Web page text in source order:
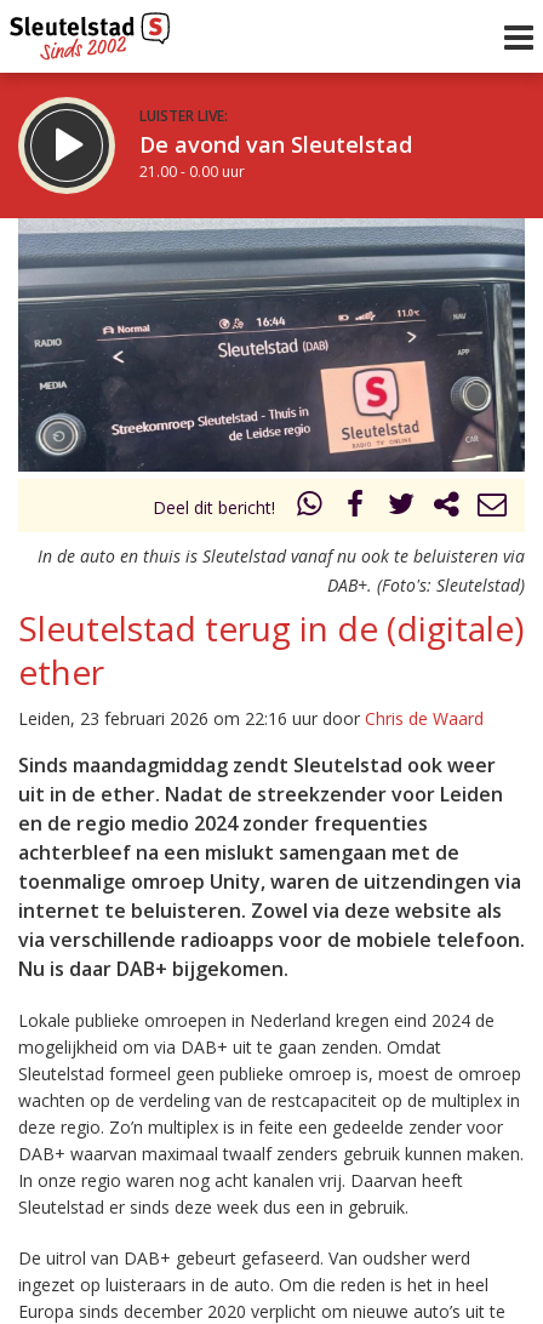
LUISTER LIVE:
De avond van Sleutelstad
21.00 - 0.00 uur
STRAKS:
De nacht van Sleutelstad
0.00 - 6.00 uur
Vorig uur
uur 1 van 0 Volgend uur
Deel dit bericht!
In de auto en thuis is Sleutelstad vanaf nu ook te beluisteren via
DAB+. (Foto's: Sleutelstad)
Sleutelstad terug in de (digitale)
ether
Leiden, 23 februari 2026 om 22:16 uur door Chris de Waard
Sinds maandagmiddag zendt Sleutelstad ook weer
uit in de ether. Nadat de streekzender voor Leiden
en de regio medio 2024 zonder frequenties
achterbleef na een mislukt samengaan met de
toenmalige omroep Unity, waren de uitzendingen via
internet te beluisteren. Zowel via deze website als
via verschillende radioapps voor de mobiele telefoon.
Nu is daar DAB+ bijgekomen.
Lokale publieke omroepen in Nederland kregen eind 2024 de
mogelijkheid om via DAB+ uit te gaan zenden. Omdat
Sleutelstad formeel geen publieke omroep is, moest de omroep
wachten op de verdeling van de restcapaciteit op de multiplex in
deze regio. Zo’n multiplex is in feite een gedeelde zender voor
DAB+ waarvan maximaal twaalf zenders gebruik kunnen maken.
In onze regio waren nog acht kanalen vrij. Daarvan heeft
Sleutelstad er sinds deze week dus een in gebruik.
De uitrol van DAB+ gebeurt gefaseerd. Van oudsher werd
ingezet op luisteraars in de auto. Om die reden is het in heel
Europa sinds december 2020 verplicht om nieuwe auto’s uit te